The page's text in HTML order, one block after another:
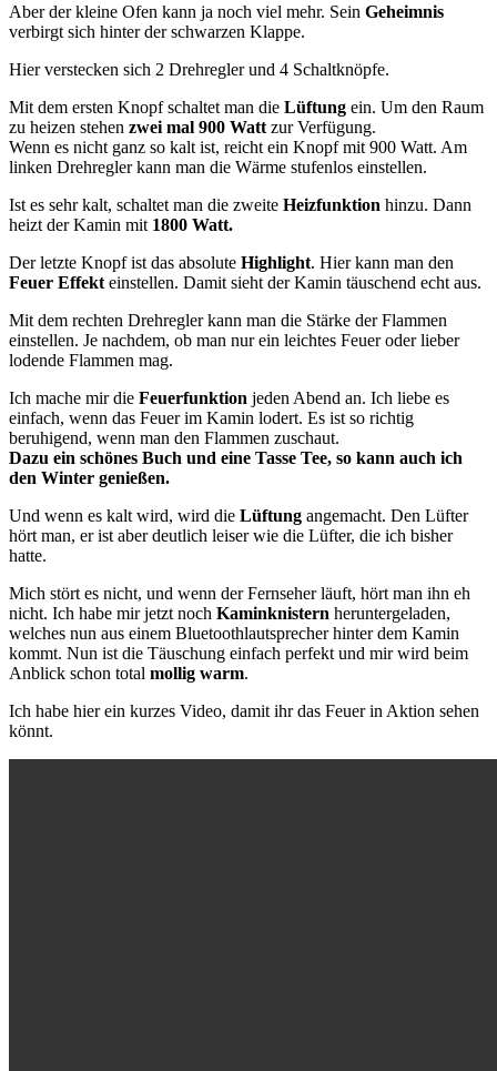
Aber der kleine Ofen kann ja noch viel mehr. Sein Geheimnis
verbirgt sich hinter der schwarzen Klappe.
Hier verstecken sich 2 Drehregler und 4 Schaltknöpfe.
Mit dem ersten Knopf schaltet man die Lüftung ein. Um den Raum
zu heizen stehen zwei mal 900 Watt zur Verfügung.
Wenn es nicht ganz so kalt ist, reicht ein Knopf mit 900 Watt. Am
linken Drehregler kann man die Wärme stufenlos einstellen.
Ist es sehr kalt, schaltet man die zweite Heizfunktion hinzu. Dann
heizt der Kamin mit 1800 Watt.
Der letzte Knopf ist das absolute Highlight. Hier kann man den
Feuer Effekt einstellen. Damit sieht der Kamin täuschend echt aus.
Mit dem rechten Drehregler kann man die Stärke der Flammen
einstellen. Je nachdem, ob man nur ein leichtes Feuer oder lieber
lodende Flammen mag.
Ich mache mir die Feuerfunktion jeden Abend an. Ich liebe es
einfach, wenn das Feuer im Kamin lodert. Es ist so richtig
beruhigend, wenn man den Flammen zuschaut.
Dazu ein schönes Buch und eine Tasse Tee, so kann auch ich
den Winter genießen.
Und wenn es kalt wird, wird die Lüftung angemacht. Den Lüfter
hört man, er ist aber deutlich leiser wie die Lüfter, die ich bisher
hatte.
Mich stört es nicht, und wenn der Fernseher läuft, hört man ihn eh
nicht. Ich habe mir jetzt noch Kaminknistern heruntergeladen,
welches nun aus einem Bluetoothlautsprecher hinter dem Kamin
kommt. Nun ist die Täuschung einfach perfekt und mir wird beim
Anblick schon total mollig warm.
Ich habe hier ein kurzes Video, damit ihr das Feuer in Aktion sehen
könnt.